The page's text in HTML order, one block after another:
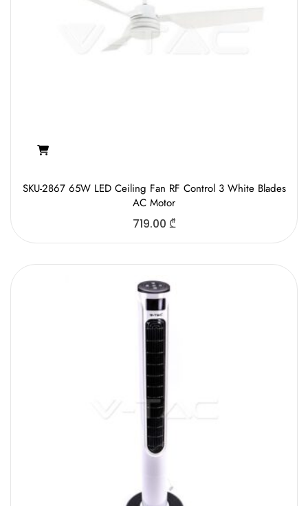
SKU-2867 65W LED Ceiling Fan RF Control 3 White Blades
AC Motor
719.00 ₾